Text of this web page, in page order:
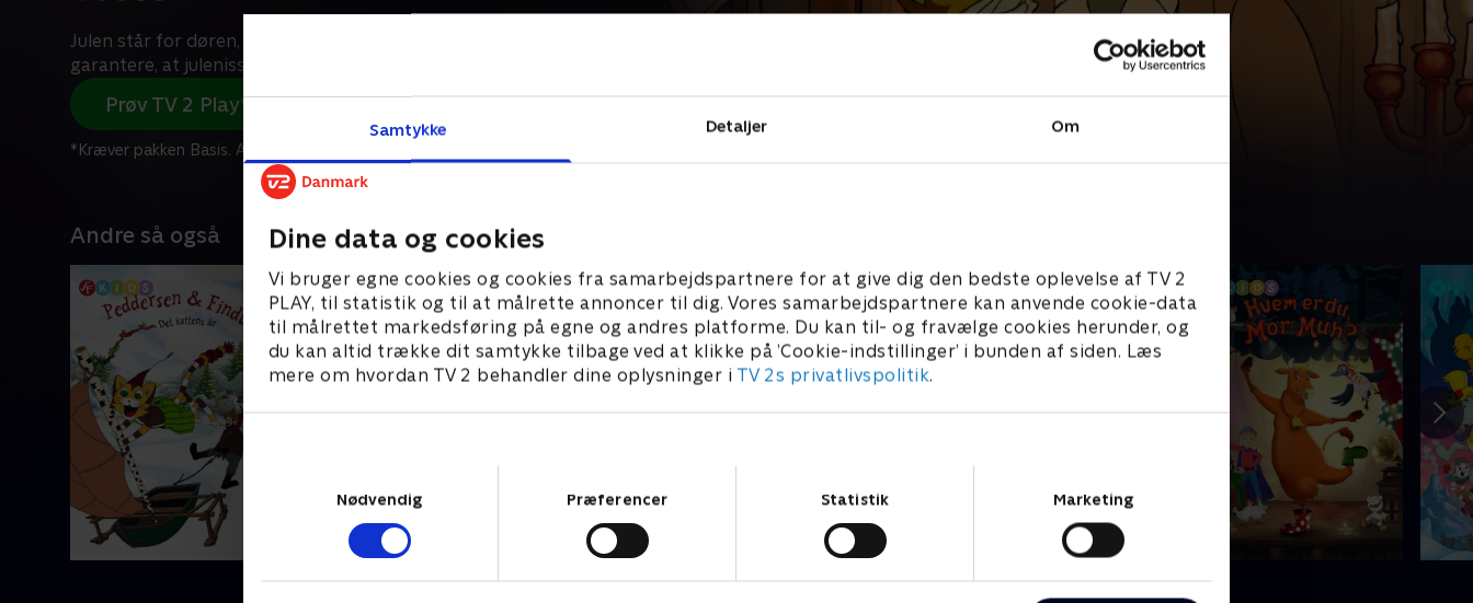
Samtykke Detaljer Om
Dine data og cookies
Vi bruger egne cookies og cookies fra samarbejdspartnere for at give dig den bedste oplevelse af TV 2
PLAY, til statistik og til at målrette annoncer til dig. Vores samarbejdspartnere kan anvende cookie-data
til målrettet markedsføring på egne og andres platforme. Du kan til- og fravælge cookies herunder, og
du kan altid trække dit samtykke tilbage ved at klikke på ’Cookie-indstillinger’ i bunden af siden. Læs
mere om hvordan TV 2 behandler dine oplysninger i TV 2s privatlivspolitik.
Nødvendig
Præferencer Statistik Marketing
Julen står for døren, og Findus presser Peddersen til at
garantere, at julenissen kommer på besøg. Findus er
Prøv TV 2 Play*
*Kræver pakken Basis. Administrer dit abonnement på Mit TV 2.
Andre så også